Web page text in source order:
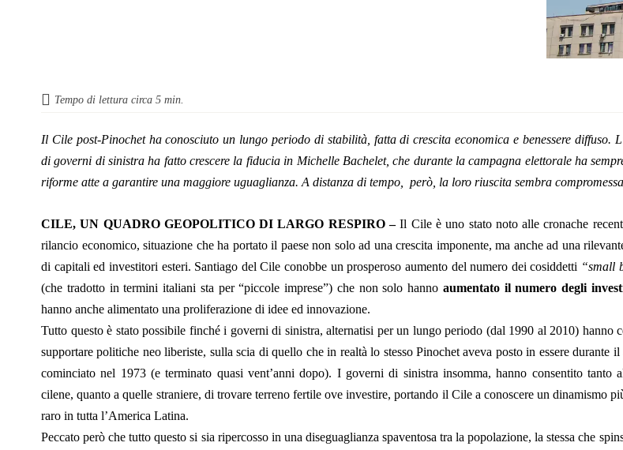
Tempo di lettura circa 5 min.
Il Cile post-Pinochet ha conosciuto un lungo periodo di stabilità, fatta di crescita economica e benessere diffuso.
di governi di sinistra ha fatto crescere la fiducia in Michelle Bachelet, che durante la campagna elettorale ha
riforme atte a garantire una maggiore uguaglianza. A distanza di tempo, però, la loro riuscita sembra
CILE, UN QUADRO GEOPOLITICO DI LARGO RESPIRO – Il Cile è uno stato noto alle cronache
rilancio economico, situazione che ha portato il paese non solo ad una crescita imponente, ma anche ad una
di capitali ed investitori esteri. Santiago del Cile conobbe un prosperoso aumento del numero dei cosiddetti “small
(che tradotto in termini italiani sta per “piccole imprese”) che non solo hanno aumentato il numero degli
hanno anche alimentato una proliferazione di idee ed innovazione.
Tutto questo è stato possibile finché i governi di sinistra, alternatisi per un lungo periodo (dal 1990 al 2010) hanno
supportare politiche neo liberiste, sulla scia di quello che in realtà lo stesso Pinochetaveva posto in essere durante
cominciato nel 1973 (e terminato quasi vent’anni dopo). I governi di sinistra insomma, hanno consentito tanto
cilene, quanto a quelle straniere, di trovare terreno fertile ove investire, portando il Cile a conoscere un dinamismo
raro in tutta l’America Latina.
Peccato però che tutto questo si sia ripercosso in una diseguaglianza spaventosa tra la popolazione, la stessa che